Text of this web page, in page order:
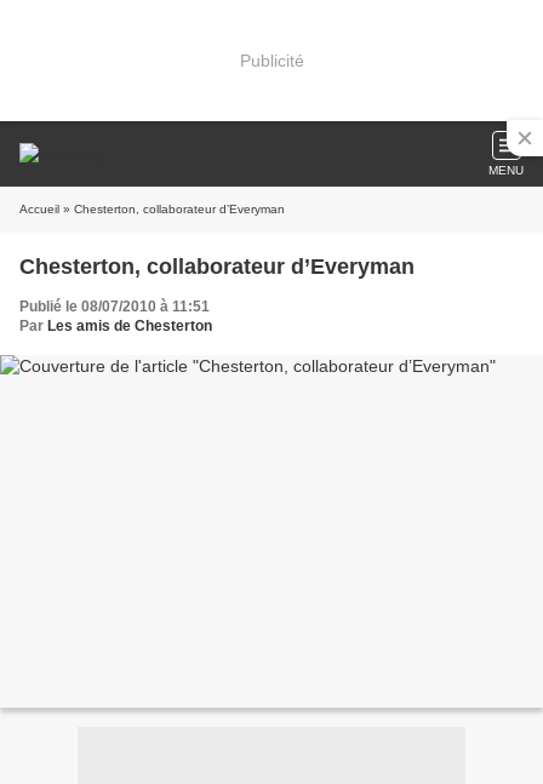
Publicité
MENU
Accueil » Chesterton, collaborateur d’Everyman
Chesterton, collaborateur d’Everyman
Publié le 08/07/2010 à 11:51
Par Les amis de Chesterton